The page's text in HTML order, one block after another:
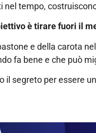
nel tempo,
è tirare fuori il
e della carota
fa bene e che può
il segreto per essere